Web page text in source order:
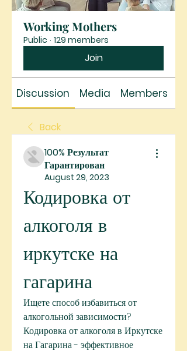
Working Mothers
Public · 129 members
Join
Discussion Media Members
Back
100% Результат
Гарантирован
August 29, 2023
Кодировка от
алкоголя в
иркутске на
гагарина
Ищете способ избавиться от
алкогольной зависимости?
Кодировка от алкоголя в Иркутске
на Гагарина - эффективное